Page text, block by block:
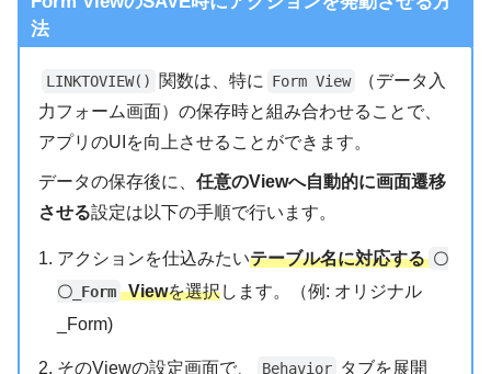
法
LINKTOVIEW() 関数は、特に Form View
（データ入
力フォーム画面）の保存時と組み合わせることで、
アプリのUIを向上させることができます。
データの保存後に、任意のViewへ自動的に画面遷移
させる設定は以下の手順で行います。
アクションを仕込みたいテーブル名に対応する 〇
〇_Form Viewを選択します。（例: オリジナル
_Form)
そのViewの設定画面で、 Behavior タブを展開